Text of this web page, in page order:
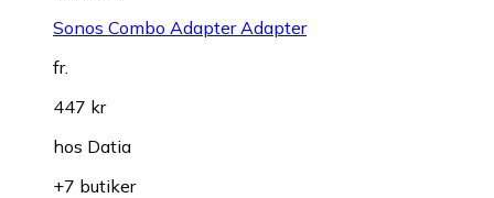
Sonos Combo Adapter Adapter
fr.
447 kr
hos Datia
+7 butiker